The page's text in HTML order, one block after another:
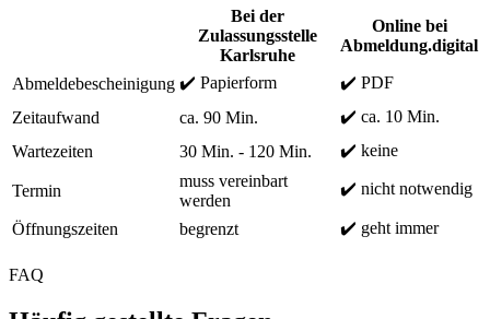
Bei der
Zulassungsstelle
Karlsruhe
Online bei
Abmeldung.digital
Abmeldebescheinigung ✔️ Papierform
✔️ PDF
Zeitaufwand
ca. 90 Min.
✔️ ca. 10 Min.
Wartezeiten
30 Min. - 120 Min. ✔️ keine
Termin
muss vereinbart
werden
✔️ nicht notwendig
Öffnungszeiten begrenzt ✔️ geht immer
FAQ